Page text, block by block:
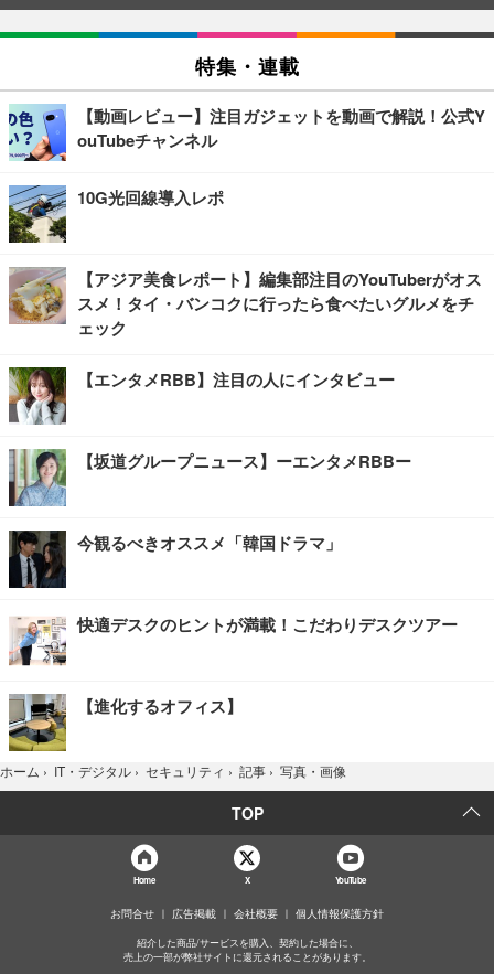
特集・連載
【動画レビュー】注目ガジェットを動画で解説！公式Y
ouTubeチャンネル
10G光回線導入レポ
【アジア美食レポート】編集部注目のYouTuberがオス
スメ！タイ・バンコクに行ったら食べたいグルメをチ
ェック
【エンタメRBB】注目の人にインタビュー
【坂道グループニュース】ーエンタメRBBー
今観るべきオススメ「韓国ドラマ」
快適デスクのヒントが満載！こだわりデスクツアー
【進化するオフィス】
ホーム › IT・デジタル › セキュリティ › 記事 › 写真・画像
TOP
Home X YouTube
お問合せ 広告掲載 会社概要 個人情報保護方針
紹介した商品/サービスを購入、契約した場合に、
売上の一部が弊社サイトに還元されることがあります。